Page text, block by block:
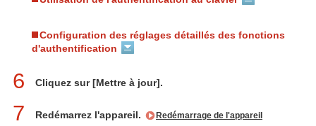
Configuration des réglages détaillés des fonctions
d'authentification
6 Cliquez sur [Mettre à jour].
7 Redémarrez l'appareil. Redémarrage de l'appareil